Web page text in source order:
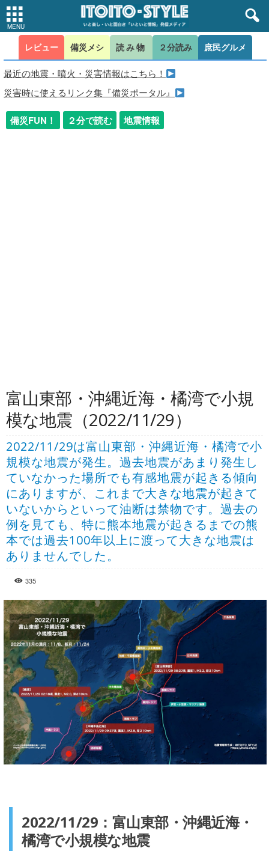
レビュー 備災メシ 読み物 ２分読み 庶民グルメ
最近の地震・噴火・災害情報はこちら！
災害時に使えるリンク集『備災ポータル』
備災FUN！ ２分で読む 地震情報
富山東部・沖縄近海・橘湾で小規
模な地震（2022/11/29）
2022/11/29は富山東部・沖縄近海・橘湾で小
規模な地震が発生。過去地震があまり発生し
ていなかった場所でも有感地震が起きる傾向
にありますが、これまで大きな地震が起きて
いないからといって油断は禁物です。過去の
例を見ても、特に熊本地震が起きるまでの熊
本では過去100年以上に渡って大きな地震は
ありませんでした。
335
2022/11/29：富山東部・沖縄近海・
橘湾で小規模な地震